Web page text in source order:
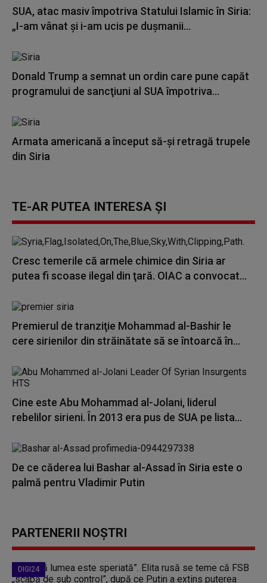
SUA, atac masiv împotriva Statului Islamic în Siria:
„I-am vânat şi i-am ucis pe duşmanii...
Donald Trump a semnat un ordin care pune capăt
programului de sancţiuni al SUA împotriva...
Armata americană a început să-și retragă trupele
din Siria
TE-AR PUTEA INTERESA ȘI
Cresc temerile că armele chimice din Siria ar
putea fi scoase ilegal din ţară. OIAC a convocat...
Premierul de tranziţie Mohammad al-Bashir le
cere sirienilor din străinătate să se întoarcă în...
Cine este Abu Mohammad al-Jolani, liderul
rebelilor sirieni. În 2013 era pus de SUA pe lista...
De ce căderea lui Bashar al-Assad în Siria este o
palmă pentru Vladimir Putin
PARTENERII NOȘTRI
DIGI24